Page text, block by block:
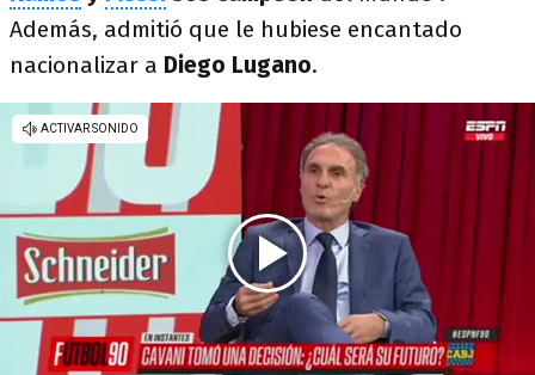
Además, admitió que le hubiese encantado
nacionalizar a Diego Lugano.